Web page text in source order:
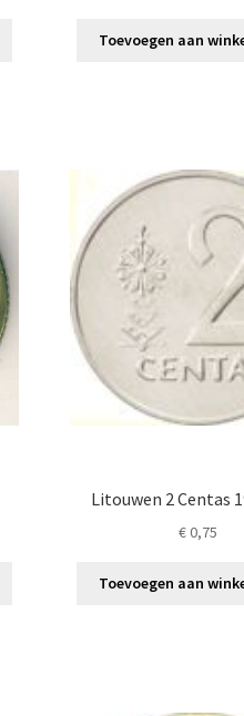
Toevoegen aan
Litouwen 2 Centas
€0,75
Toevoegen aan